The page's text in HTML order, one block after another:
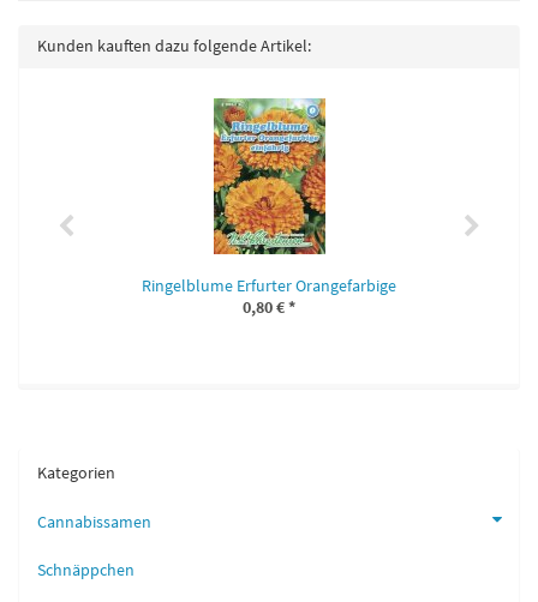
Kunden kauften dazu folgende Artikel:
Ringelblume Erfurter Orangefarbige
0,80 €*
Kategorien
Cannabissamen
Schnäppchen